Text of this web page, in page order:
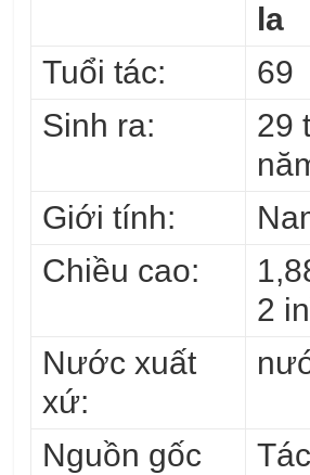
la
Tuổi tác:
69
Sinh ra:
29
Giới tính:
Chiều cao:
2
Nước xuất
xứ:
Nguồn gốc